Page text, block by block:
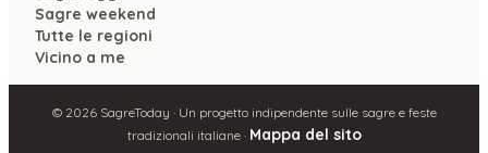
Sagre weekend
Tutte le regioni
Vicino a me
© 2026SagreToday · Un progetto indipendente sulle sagre e feste
tradizionali italiane · Mappa del sito